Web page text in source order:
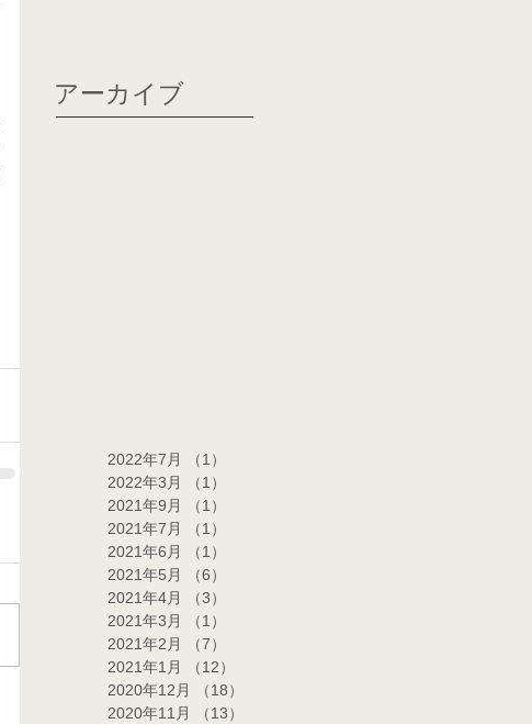
アーカイブ
2022年7月 （1）
2022年3月
（1）
2021年9月
（1）
2021年7月
（1）
2021年6月
（1）
2021年5月
（6）
2021年4月
（3）
2021年3月
（1）
2021年2月
（7）
2021年1月
（12）
2020年12月
（18）
2020年11月
（13）